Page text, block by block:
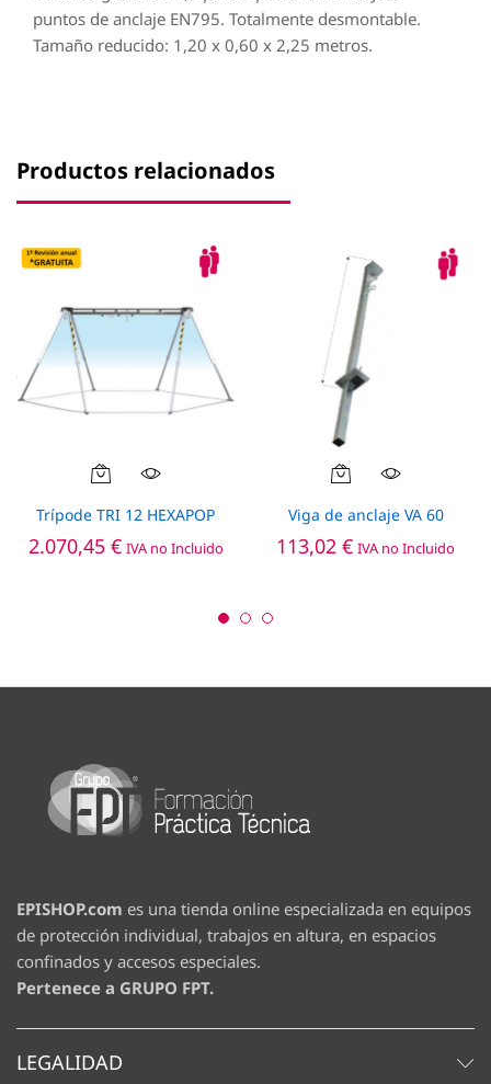
puntos de anclaje EN795. Totalmente desmontable.
Tamaño reducido: 1,20 x 0,60 x 2,25 metros.
Productos relacionados
Trípode TRI 12 HEXAPOP
2.070,45 € IVA no Incluido
Viga de anclaje VA 60
113,02 € IVA no Incluido
EPISHOP.com es una tienda online especializada en equipos
de protección individual, trabajos en altura, en espacios
confinados y accesos especiales.
Pertenece a GRUPO FPT.
LEGALIDAD